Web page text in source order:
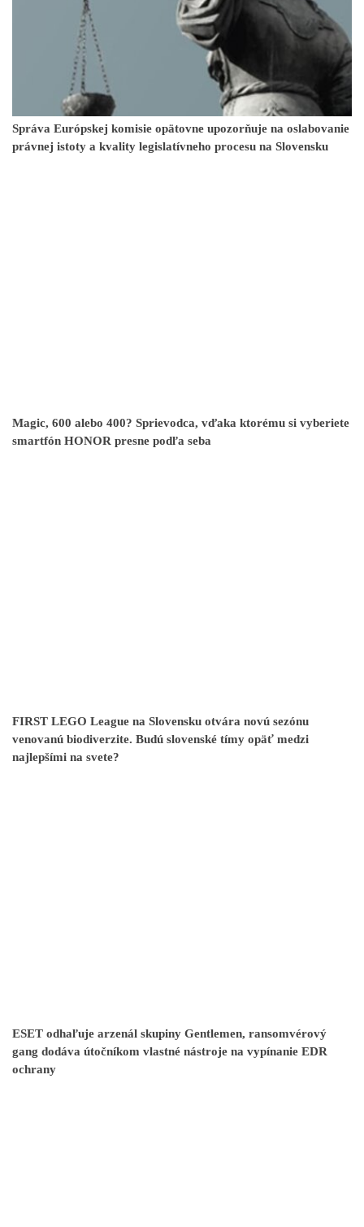
Správa Európskej komisie opätovne upozorňuje na oslabovanie
právnej istoty a kvality legislatívneho procesu na Slovensku
Magic, 600 alebo 400? Sprievodca, vďaka ktorému si vyberiete
smartfón HONOR presne podľa seba
FIRST LEGO League na Slovensku otvára novú sezónu
venovanú biodiverzite. Budú slovenské tímy opäť medzi
najlepšími na svete?
ESET odhaľuje arzenál skupiny Gentlemen, ransomvérový
gang dodáva útočníkom vlastné nástroje na vypínanie EDR
ochrany